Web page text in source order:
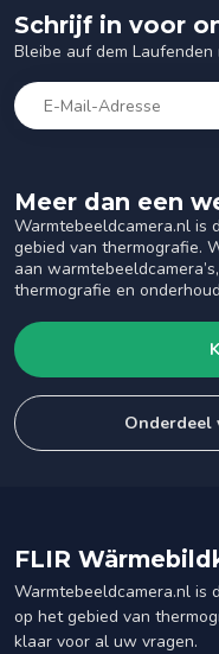
Meer dan een
Warmtebeeldcamera.nl is
gebied van thermografie.
aan
thermografie en
Onderdeel
Schrijf in voor
Bleibe auf dem
FLIR
Warmtebeeldcamera.nl is
op het gebied van
klaar voor al uw vragen.